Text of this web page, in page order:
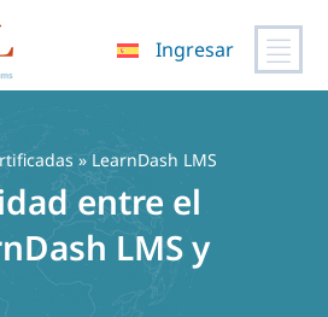
Ingresar
» LearnDash LMS
entre el
LMS y